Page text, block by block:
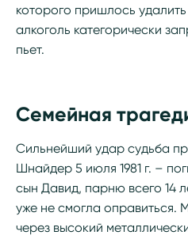
которого пришлось
алкоголь категорически
пьет.
Семейная
Сильнейший удар судьба
Шнайдер 5 июля 1981 г. –
сын Давид, парню всего 14
уже не смогла оправиться.
через высокий